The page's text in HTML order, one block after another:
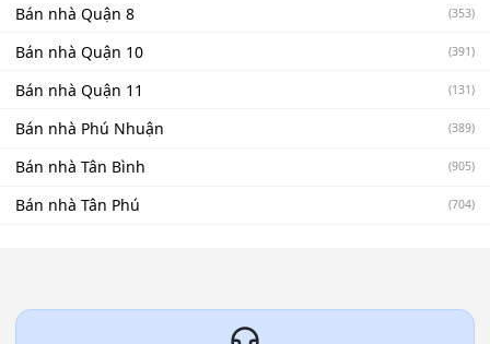
Bán nhà Quận 8 (353)
Bán nhà Quận 10 (391)
Bán nhà Quận 11 (131)
Bán nhà Phú Nhuận (389)
Bán nhà Tân Bình (905)
Bán nhà Tân Phú (704)